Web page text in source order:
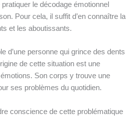
pratiquer le décodage émotionnel
Pour cela, il suffit d’en connaître la
et les aboutissants.
d’une personne qui grince des dents
de cette situation est une
Son corps y trouve une
ses problèmes du quotidien.
conscience de cette problématique